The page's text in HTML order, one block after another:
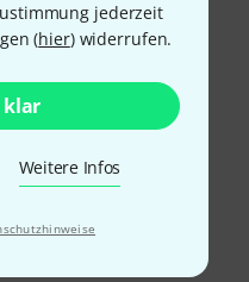
jederzeit
(hier) widerrufen.
klar
Weitere Infos